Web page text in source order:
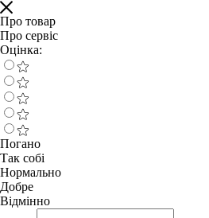
Про товар
Про сервіс
Оцінка:
Погано
Так собі
Нормально
Добре
Відмінно